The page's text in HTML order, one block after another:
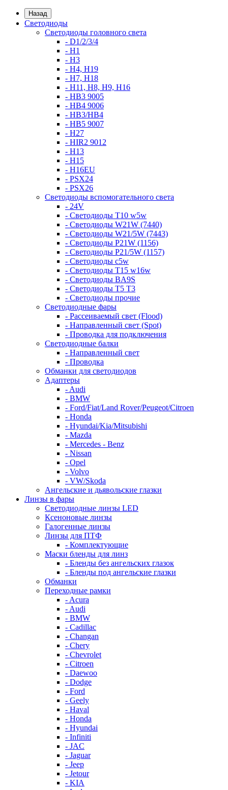
Назад
Светодиоды
Светодиоды головного света
- D1/2/3/4
- H1
- H3
- H4, H19
- H7, H18
- H11, H8, H9, H16
- HB3 9005
- HB4 9006
- HB3/HB4
- HB5 9007
- H27
- HIR2 9012
- H13
- H15
- H16EU
- PSX24
- PSX26
Светодиоды вспомогательного света
- 24V
- Светодиоды T10 w5w
- Светодиоды W21W (7440)
- Светодиоды W21/5W (7443)
- Светодиоды P21W (1156)
- Светодиоды P21/5W (1157)
- Светодиоды c5w
- Светодиоды T15 w16w
- Светодиоды BA9S
- Светодиоды T5 T3
- Светодиоды прочие
Светодиодные фары
- Рассеиваемый свет (Flood)
- Направленный свет (Spot)
- Проводка для подключения
Светодиодные балки
- Направленный свет
- Проводка
Обманки для светодиодов
Адаптеры
- Audi
- BMW
- Ford/Fiat/Land Rover/Peugeot/Citroen
- Honda
- Hyundai/Kia/Mitsubishi
- Mazda
- Mercedes - Benz
- Nissan
- Opel
- Volvo
- VW/Skoda
Ангельские и дьявольские глазки
Линзы в фары
Светодиодные линзы LED
Ксеноновые линзы
Галогенные линзы
Линзы для ПТФ
- Комплектующие
Маски бленды для линз
- Бленды без ангельских глазок
- Бленды под ангельские глазки
Обманки
Переходные рамки
- Acura
- Audi
- BMW
- Cadillac
- Changan
- Chery
- Chevrolet
- Citroen
- Daewoo
- Dodge
- Ford
- Geely
- Haval
- Honda
- Hyundai
- Infiniti
- JAC
- Jaguar
- Jeep
- Jetour
- KIA